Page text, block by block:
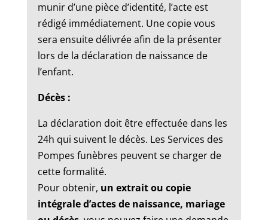
munir d’une pièce d’identité, l’acte est
rédigé immédiatement. Une copie vous
sera ensuite délivrée afin de la présenter
lors de la déclaration de naissance de
l’enfant.
Décès :
La déclaration doit être effectuée dans les
24h qui suivent le décès. Les Services des
Pompes funèbres peuvent se charger de
cette formalité.
Pour obtenir, un extrait ou copie
intégrale d’actes de naissance, mariage